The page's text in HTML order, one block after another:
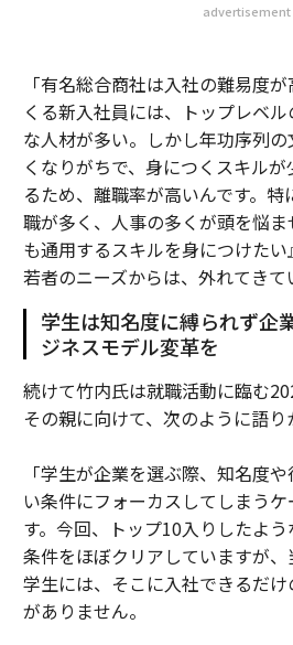
advertisement
「有名総合商社は入社の難易度
くる新入社員には、トップレベ
な人材が多い。しかし年功序列
くなりがちで、身につくスキル
るため、離職率が高いんです。
職が多く、人事の多くが頭を悩
も通用するスキルを身につけた
若者のニーズからは、外れてきて
学生は知名度に縛られず
ジネスモデル変革を
続けて竹内氏は就職活動に臨む
その親に向けて、次のように語り
「学生が企業を選ぶ際、知名度
い条件にフォーカスしてしまう
す。今回、トップ10入りしたよ
条件をほぼクリアしていますが
学生には、そこに入社できるだ
がありません。